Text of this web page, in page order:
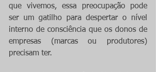
que vivemos, essa preocupação pode
ser um gatilho para despertar o nível
interno de consciência que os donos de
empresas (marcas ou produtores)
precisam ter.